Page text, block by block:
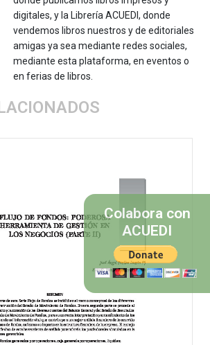
digitales, y la Librería ACUEDI, donde
vendemos libros nuestros y de editoriales
amigas ya sea mediante redes sociales,
mediante esta plataforma, en eventos o
en ferias de libros.
Colabora con
ACUEDI